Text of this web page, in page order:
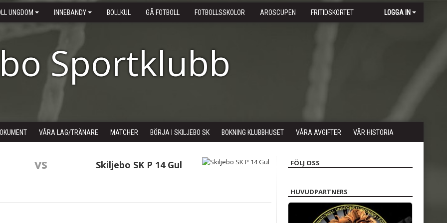
UNGDOM INNEBANDY BOLLKUL GÅ FOTBOLL FOTBOLLSSKOLOR AROSCUPEN FRITIDSKORTET LOGGA IN
Sportklubb
VÅRA LAG/TRÄNARE MATCHER BÖRJA I SKILJEBO SK BOKNING KLUBBHUSET VÅRA AVGIFTER VÅR HISTORIA
vs Skiljebo SK P 14 Gul FÖLJ OSS
HUVUDPARTNERS